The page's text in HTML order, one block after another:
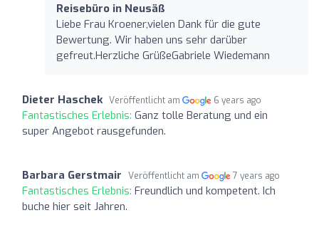
Reisebüro in Neusäß
Liebe Frau Kroener,vielen Dank für die gute
Bewertung. Wir haben uns sehr darüber
gefreut.Herzliche GrüßeGabriele Wiedemann
Dieter Haschek Veröffentlicht am 6 years ago
Fantastisches Erlebnis: Ganz tolle Beratung und ein
super Angebot rausgefunden.
Barbara Gerstmair Veröffentlicht am 7 years ago
Fantastisches Erlebnis: Freundlich und kompetent. Ich
buche hier seit Jahren.